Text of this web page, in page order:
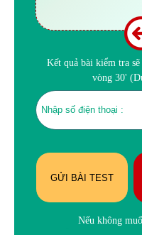
Kết quả bài kiểm tra
vòng 30'
GỬI BÀI TEST
Nếu không